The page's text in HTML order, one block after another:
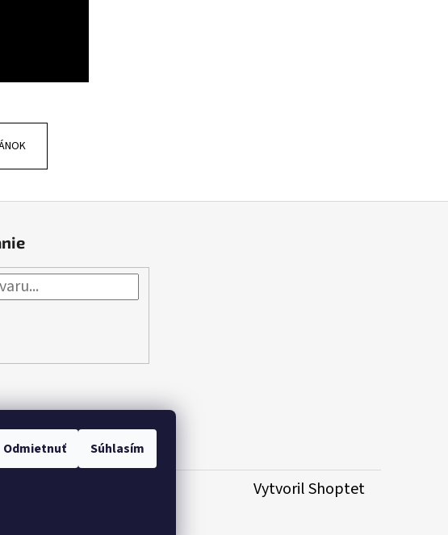
Odmietnuť Súhlasím
Vytvoril Shoptet